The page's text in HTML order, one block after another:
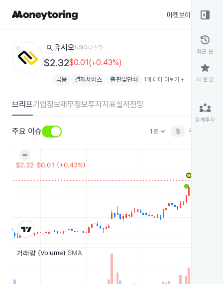
마켓보이스
star search 유시오USIO나스닥
$2.32$0.01(+0.43%)
금융 결제서비스 출판및인쇄 1개 테마 더보기 add
브리프기업정보재무정보투자지표실적전망
주요 이슈 1분keyboard_arrow_down 일 주
right_panel_open
history
최근 본
star
내 관심
partner_exchange
함께투자